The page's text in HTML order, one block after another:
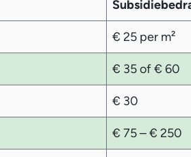
€ 25 per m²
€ 35 of € 60
€ 30
€ 75 – € 250